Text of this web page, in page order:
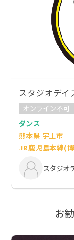
スタジオデイ
オンライン不可
ダンス
熊本県 宇土市
JR鹿児島本線(
スタジオ
お